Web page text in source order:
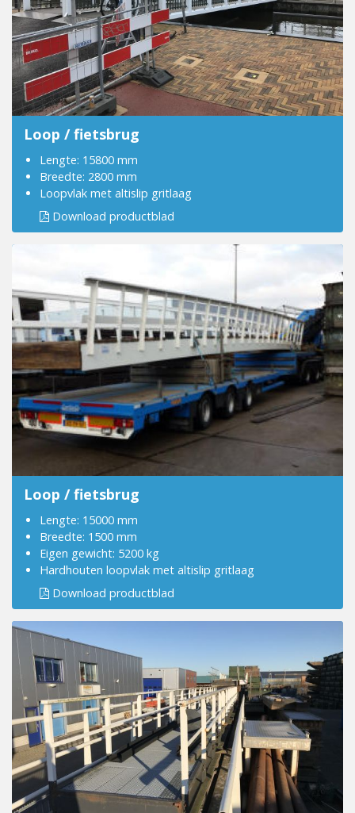
Loop / fietsbrug
Lengte: 15800 mm
Breedte: 2800 mm
Loopvlak met altislip gritlaag
Download productblad
Loop / fietsbrug
Lengte: 15000 mm
Breedte: 1500 mm
Eigen gewicht: 5200 kg
Hardhouten loopvlak met altislip gritlaag
Download productblad